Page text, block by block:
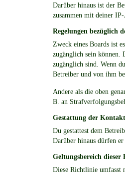
Darüber hinaus ist der
zusammen mit deiner
Regelungen bezüglich
Zweck eines Boards ist
zugänglich sein können.
zugänglich sind. Wenn
Betreiber und von ihm
Andere als die oben
B. an
Gestattung der
Du gestattest dem
Darüber hinaus dürfen
Geltungsbereich dieser
Diese Richtlinie umfasst